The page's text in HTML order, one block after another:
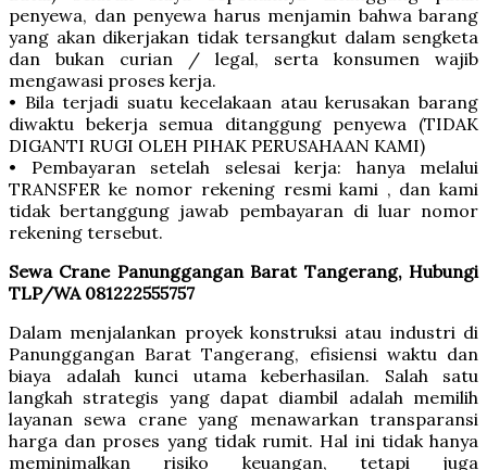
penyewa, dan penyewa harus menjamin bahwa barang
yang akan dikerjakan tidak tersangkut dalam sengketa
dan bukan curian / legal, serta konsumen wajib
mengawasi proses kerja.
• Bila terjadi suatu kecelakaan atau kerusakan barang
diwaktu bekerja semua ditanggung penyewa (TIDAK
DIGANTI RUGI OLEH PIHAK PERUSAHAAN KAMI)
• Pembayaran setelah selesai kerja: hanya melalui
TRANSFER ke nomor rekening resmi kami , dan kami
tidak bertanggung jawab pembayaran di luar nomor
rekening tersebut.
Sewa Crane Panunggangan Barat Tangerang, Hubungi
TLP/WA 081222555757
Dalam menjalankan proyek konstruksi atau industri di
Panunggangan Barat Tangerang, efisiensi waktu dan
biaya adalah kunci utama keberhasilan. Salah satu
langkah strategis yang dapat diambil adalah memilih
layanan sewa crane yang menawarkan transparansi
harga dan proses yang tidak rumit. Hal ini tidak hanya
meminimalkan risiko keuangan, tetapi juga